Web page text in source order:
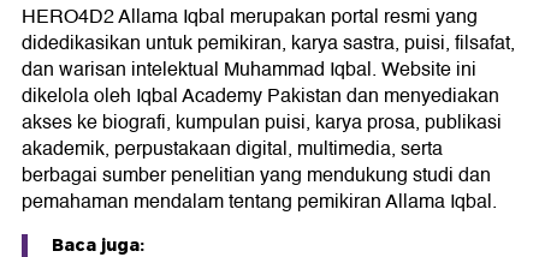
HERO4D2 Allama Iqbal merupakan portal resmi yang
didedikasikan untuk pemikiran, karya sastra, puisi, filsafat,
dan warisan intelektual Muhammad Iqbal. Website ini
dikelola oleh Iqbal Academy Pakistan dan menyediakan
akses ke biografi, kumpulan puisi, karya prosa, publikasi
akademik, perpustakaan digital, multimedia, serta
berbagai sumber penelitian yang mendukung studi dan
pemahaman mendalam tentang pemikiran Allama Iqbal.
Baca juga: